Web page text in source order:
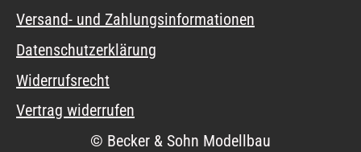
Versand- und Zahlungsinformationen
Datenschutzerklärung
Widerrufsrecht
Vertrag widerrufen
© Becker & Sohn Modellbau